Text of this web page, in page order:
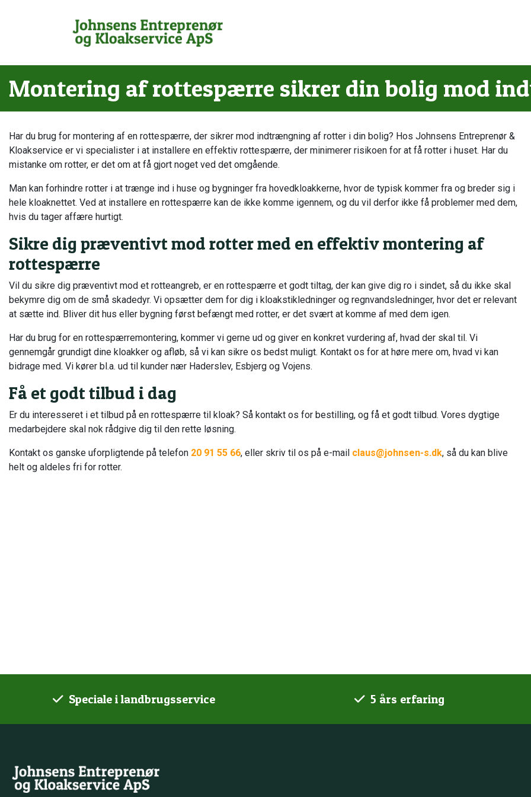
Montering af rottespærre sikrer din bolig mod
Har du brug for montering af en rottespærre, der sikrer mod indtrængning af rotter i din bolig? Hos Johnsens Entreprenør &
Kloakservice er vi specialister i at installere en effektiv rottespærre, der minimerer risikoen for at få rotter i huset. Har du
mistanke om rotter, er det om at få gjort noget ved det omgående.
Man kan forhindre rotter i at trænge ind i huse og bygninger fra hovedkloakkerne, hvor de typisk kommer fra og breder sig i
hele kloaknettet. Ved at installere en rottespærre kan de ikke komme igennem, og du vil derfor ikke få problemer med dem,
hvis du tager affære hurtigt.
Sikre dig præventivt mod rotter med en effektiv montering af
rottespærre
Vil du sikre dig præventivt mod et rotteangreb, er en rottespærre et godt tiltag, der kan give dig ro i sindet, så du ikke skal
bekymre dig om de små skadedyr. Vi opsætter dem for dig i kloakstikledninger og regnvandsledninger, hvor det er relevant
at sætte ind. Bliver dit hus eller bygning først befængt med rotter, er det svært at komme af med dem igen.
Har du brug for en rottespærremontering, kommer vi gerne ud og giver en konkret vurdering af, hvad der skal til. Vi
gennemgår grundigt dine kloakker og afløb, så vi kan sikre os bedst muligt. Kontakt os for at høre mere om, hvad vi kan
bidrage med. Vi kører bl.a. ud til kunder nær Haderslev, Esbjerg og Vojens.
Få et godt tilbud i dag
Er du interesseret i et tilbud på en rottespærre til kloak? Så kontakt os for bestilling, og få et godt tilbud. Vores dygtige
medarbejdere skal nok rådgive dig til den rette løsning.
Kontakt os ganske uforpligtende på telefon 20 91 55 66, eller skriv til os på e-mail claus@johnsen-s.dk, så du kan blive
helt og aldeles fri for rotter.​
Speciale i landbrugsservice 5 års erfaring